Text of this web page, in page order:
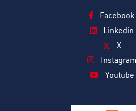
Facebook
Linkedin
X
Instagram
Youtube